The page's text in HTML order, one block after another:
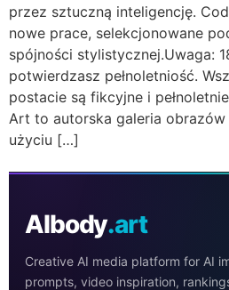
przez sztuczną inteligencję.
nowe prace, selekcjonowane
spójności stylistycznej.Uwaga:
potwierdzasz pełnoletniość.
postacie są fikcyjne i
Art to autorska galeria
użyciu […]
AIbody.art
Creative AI media platform for AI
prompts, video inspiration,